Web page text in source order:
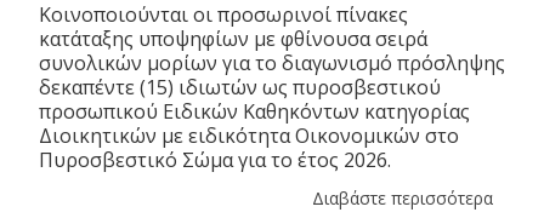
Κοινοποιούνται οι προσωρινοί πίνακες
κατάταξης υποψηφίων με φθίνουσα σειρά
συνολικών μορίων για το διαγωνισμό πρόσληψης
δεκαπέντε (15) ιδιωτών ως πυροσβεστικού
προσωπικού Ειδικών Καθηκόντων κατηγορίας
Διοικητικών με ειδικότητα Οικονομικών στο
Πυροσβεστικό Σώμα για το έτος 2026.
Διαβάστε περισσότερα